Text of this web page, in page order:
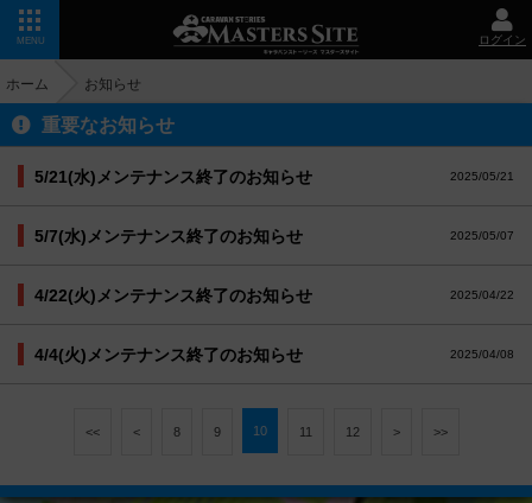
MENU ログイン
ホーム お知らせ
重要なお知らせ
5/21(水)メンテナンス終了のお知らせ 2025/05/21
5/7(水)メンテナンス終了のお知らせ 2025/05/07
4/22(火)メンテナンス終了のお知らせ 2025/04/22
4/4(火)メンテナンス終了のお知らせ 2025/04/08
<< < 8 9 10 11 12 > >>